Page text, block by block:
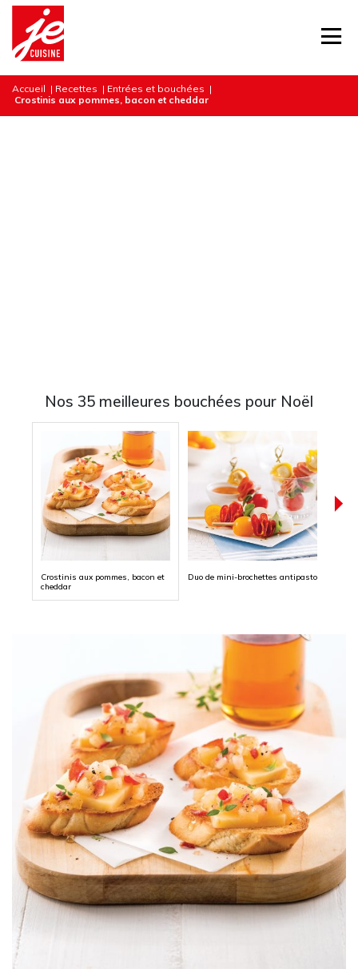
Accueil | Recettes | Entrées et bouchées |
Crostinis aux pommes, bacon et cheddar
Nos 35 meilleures bouchées pour Noël
Crostinis aux pommes, bacon et
cheddar
Duo de mini-brochettes antipasto